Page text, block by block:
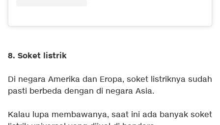
8. Soket listrik
Di negara Amerika dan Eropa, soket listriknya sudah
pasti berbeda dengan di negara Asia.
Kalau lupa membawanya, saat ini ada banyak soket